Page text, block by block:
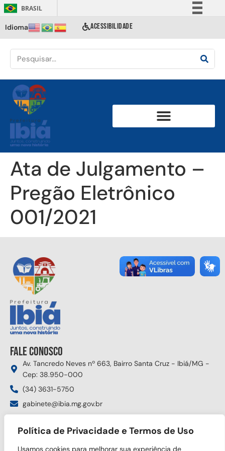
Política de Privacidade e Termos de Uso
Usamos cookies para melhorar sua experiência de
BRASIL
Comunica BR
Acesso à informação
Idioma ACESSIBILIDADE
Ata de Julgamento –
Pregão Eletrônico
001/2021
Fale conosco
Av. Tancredo Neves nº 663, Bairro Santa Cruz - Ibiá/MG -
Cep: 38.950-000
(34) 3631-5750
gabinete@ibia.mg.gov.br